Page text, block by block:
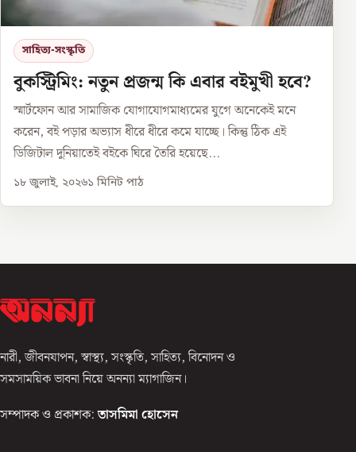
সাহিত্য-সংস্কৃতি
বুকস্ট্রিমিং: নতুন প্রজন্ম কি এবার বইমুখী হবে?
স্মার্টফোন আর সামাজিক যোগাযোগমাধ্যমের যুগে অনেকেই মনে
করেন, বই পড়ার অভ্যাস ধীরে ধীরে কমে যাচ্ছে। কিন্তু ঠিক এই
ডিজিটাল দুনিয়াতেই বইকে ঘিরে তৈরি হয়েছে...
১৮ জুলাই, ২০২৬১ মিনিট পাঠ
নারী, জীবনযাপন, স্বাস্থ্য, সংস্কৃতি, সাহিত্য, বিনোদন ও
সমসাময়িক ভাবনা নিয়ে অনন্যা ম্যাগাজিন।
সম্পাদক ও প্রকাশক: তাসমিমা হোসেন